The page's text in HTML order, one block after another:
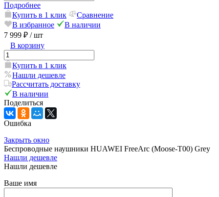
Подробнее
Купить в 1 клик
Сравнение
В избранное
В наличии
7 999 ₽ / шт
В корзину
Купить в 1 клик
Нашли дешевле
Рассчитать доставку
В наличии
Поделиться
Ошибка
Закрыть окно
Беспроводные наушники HUAWEI FreeArc (Moose-T00) Grey
Нашли дешевле
Нашли дешевле
Ваше имя